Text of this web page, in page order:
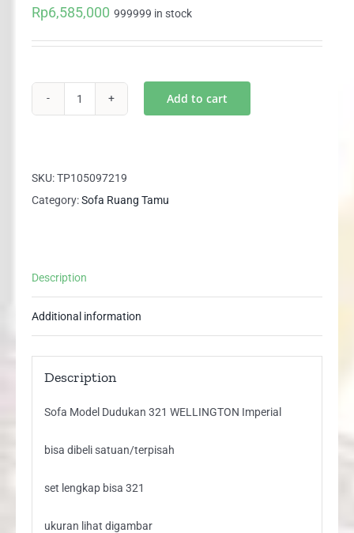
Rp6,585,000 999999 in stock
321
WELLINGTON
Add to cart
SKU:TP105097219
Category:Sofa Ruang Tamu
Description
Additional information
Description
Sofa Model Dudukan 321 WELLINGTON Imperial
bisa dibeli satuan/terpisah
set lengkap bisa 321
ukuran lihat digambar